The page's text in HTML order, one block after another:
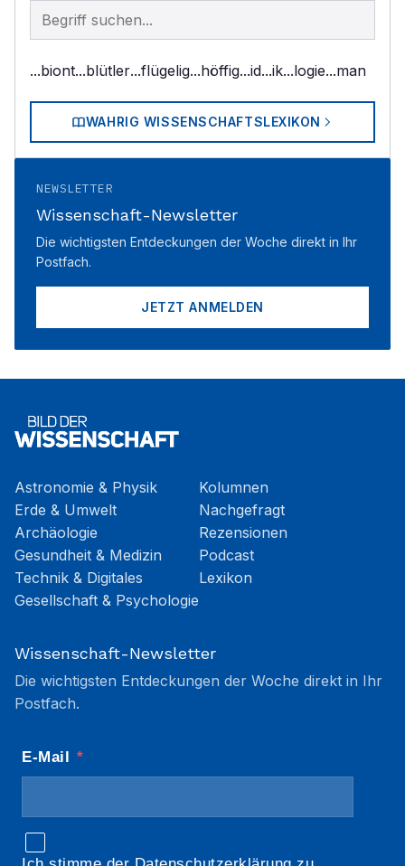
Begriff im Lexikon suchen
...biont...blütler...flügelig...höffig...id...ik...logie...man
WAHRIG WISSENSCHAFTSLEXIKON
NEWSLETTER
Wissenschaft-Newsletter
Die wichtigsten Entdeckungen der Woche direkt in Ihr
Postfach.
JETZT ANMELDEN
Astronomie & Physik
Erde & Umwelt
Archäologie
Gesundheit & Medizin
Technik & Digitales
Gesellschaft & Psychologie
Kolumnen
Nachgefragt
Rezensionen
Podcast
Lexikon
Wissenschaft-Newsletter
Die wichtigsten Entdeckungen der Woche direkt in Ihr
Postfach.